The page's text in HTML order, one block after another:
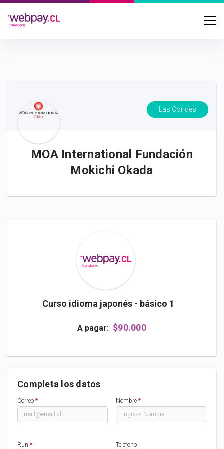
Las Condes
MOA International Fundación
Mokichi Okada
Curso idioma japonés - básico 1
A pagar: $90.000
Completa los datos
Correo * Nombre *
Run * Teléfono